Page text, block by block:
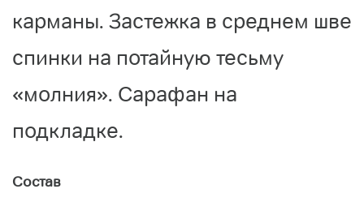
карманы. Застежка в среднем шве
спинки на потайную тесьму
«молния». Сарафан на
подкладке.
Состав